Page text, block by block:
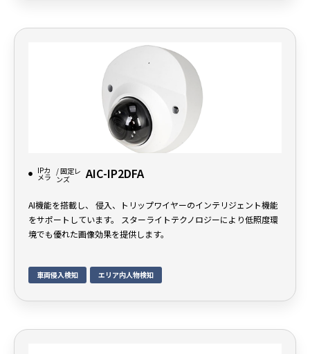
IPカ
メラ
/ 固定レ
ンズ
AIC-IP2DFA
AI機能を搭載し、 侵入、トリップワイヤーのインテリジェント機能
をサポートしています。 スターライトテクノロジーにより低照度環
境でも優れた画像効果を提供します。
車両侵入検知 エリア内人物検知